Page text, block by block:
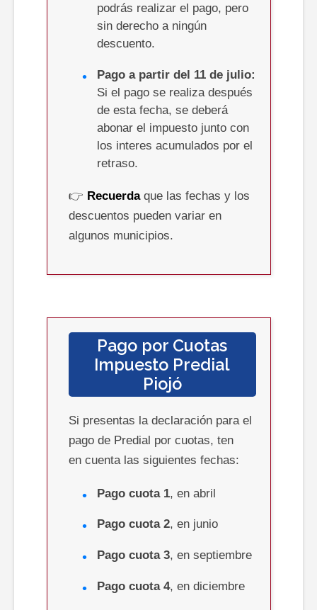
podrás realizar el pago, pero
sin derecho a ningún
descuento.
Pago a partir del 11 de julio:
Si el pago se realiza después
de esta fecha, se deberá
abonar el impuesto junto con
los interes acumulados por el
retraso.
👉 Recuerdaque las fechas y los
descuentos pueden variar en
algunos municipios.
Pago por Cuotas
Impuesto Predial
Piojó
Si presentas la declaración para el
pago de Predial por cuotas, ten
en cuenta las siguientes fechas:
Pago cuota 1, en abril
Pago cuota 2, en junio
Pago cuota 3, en septiembre
Pago cuota 4, en diciembre